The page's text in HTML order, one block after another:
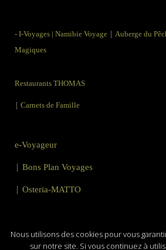
- I-Voyages | Namibie Voyage | Auberge du
Magiques
Restaurants THOMAS
| Carnets de Famille
e-Voyageur
| Bons Plan Voyages
| Osteria-MATTO
Mentions Légales Utilisation des Cookies
Nous utilisons des cookies pour vous
sur notre site. Si vous continuez à